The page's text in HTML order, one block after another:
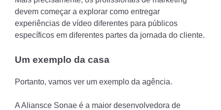
devem começar a explorar como entregar
experiências de vídeo diferentes para públicos
específicos em diferentes partes da jornada do cliente.
Um exemplo da casa
Portanto, vamos ver um exemplo da agência.
A Aliansce Sonae é a maior desenvolvedora de